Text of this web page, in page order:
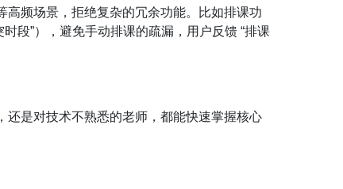
高频场景，拒绝复杂的冗余功能。比如排课功
段”），避免手动排课的疏漏，用户反馈 “排课
还是对技术不熟悉的老师，都能快速掌握核心